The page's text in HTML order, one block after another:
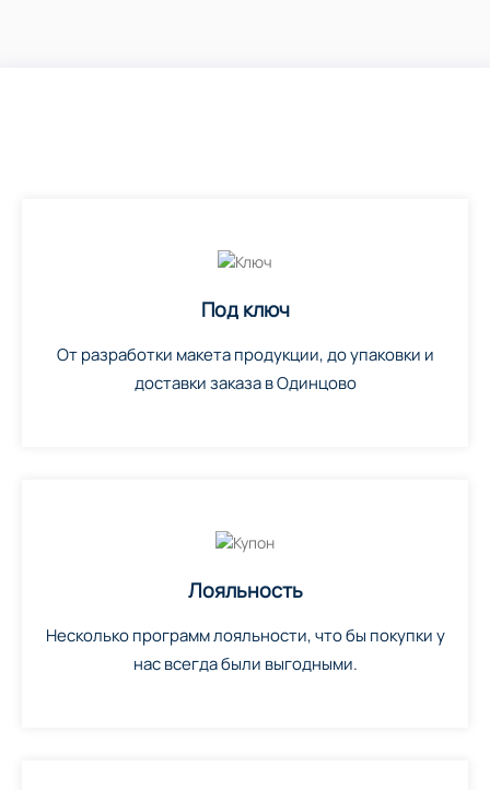
Под ключ
От разработки макета продукции, до упаковки и
доставки заказа в Одинцово
Лояльность
Несколько программ лояльности, что бы покупки у
нас всегда были выгодными.